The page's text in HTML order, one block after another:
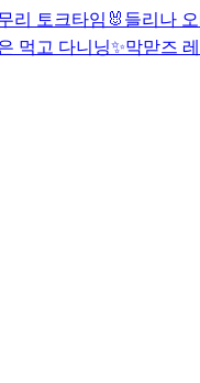
리 토크타임🐰 들리나
먹고 다니닝✨막맏즈